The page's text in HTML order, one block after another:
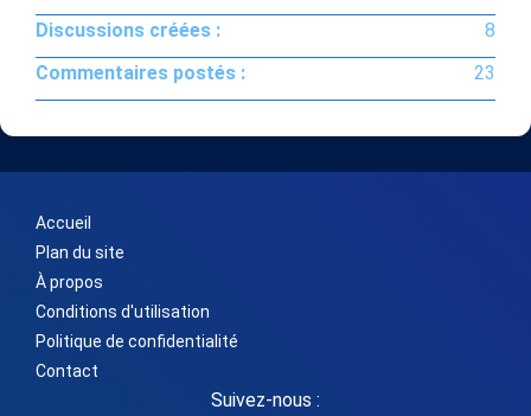
Discussions créées :
8
Commentaires postés :
23
Accueil
Plan du site
À propos
Conditions d'utilisation
Politique de confidentialité
Contact
Suivez-nous :